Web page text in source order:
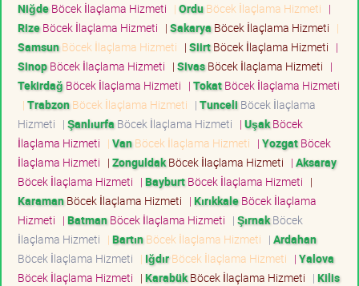
NiğdeBöcek İlaçlama Hizmeti | OrduBöcek İlaçlama Hizmeti |
RizeBöcek İlaçlama Hizmeti | Sakarya Böcek İlaçlama Hizmeti |
SamsunBöcek İlaçlama Hizmeti | SiirtBöcek İlaçlama Hizmeti |
SinopBöcek İlaçlama Hizmeti | SivasBöcek İlaçlama Hizmeti |
Tekirdağ Böcek İlaçlama Hizmeti | TokatBöcek İlaçlama Hizmeti
| TrabzonBöcek İlaçlama Hizmeti | Tunceli Böcek İlaçlama
Hizmeti | Şanlıurfa Böcek İlaçlama Hizmeti | UşakBöcek
İlaçlama Hizmeti | VanBöcek İlaçlama Hizmeti | YozgatBöcek
İlaçlama Hizmeti | ZonguldakBöcek İlaçlama Hizmeti | Aksaray
Böcek İlaçlama Hizmeti | BayburtBöcek İlaçlama Hizmeti |
KaramanBöcek İlaçlama Hizmeti | KırıkkaleBöcek İlaçlama
Hizmeti | BatmanBöcek İlaçlama Hizmeti | ŞırnakBöcek
İlaçlama Hizmeti | BartınBöcek İlaçlama Hizmeti | Ardahan
Böcek İlaçlama Hizmeti | IğdırBöcek İlaçlama Hizmeti | Yalova
Böcek İlaçlama Hizmeti | KarabükBöcek İlaçlama Hizmeti | Kilis